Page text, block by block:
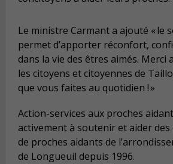
Le ministre Carmant a ajouté « le
permet d’apporter réconfort,
dans la vie des êtres aimés. Merci
les citoyens et citoyennes de
que vous faites au quotidien !»
Action-services aux proches
activement à soutenir et aider des
de proches aidants de
de Longueuil depuis 1996.